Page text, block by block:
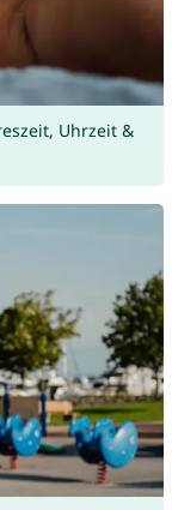
Uhrzeit &